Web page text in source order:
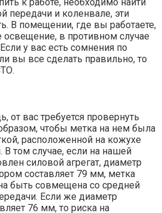
передачи и коленвале, эти
В помещении, где вы работаете,
в противном случае
у вас есть сомнения по
вы все сделать правильно, то
от вас требуется провернуть
чтобы метка на нем была
расположенной на кожухе
В том случае, если на нашей
силовой агрегат, диаметр
составляет 79 мм, метка
быть совмещена со средней
Если же диаметр
76 мм, то риска на